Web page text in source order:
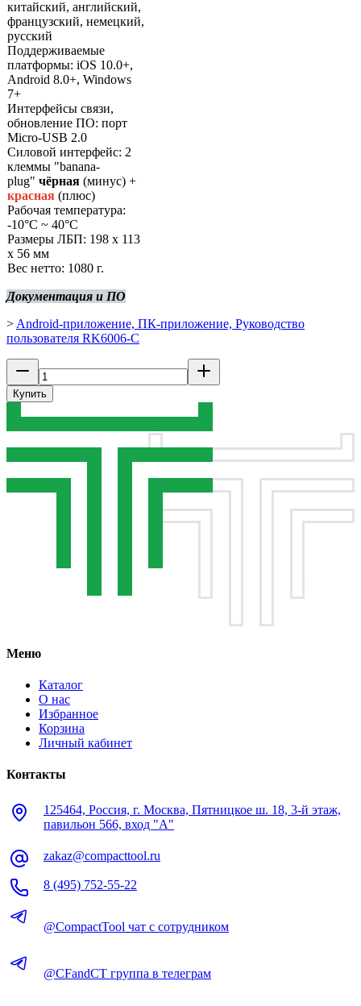
китайский, английский,
французский, немецкий,
русский
Поддерживаемые
платформы: iOS 10.0+,
Android 8.0+, Windows
7+
Интерфейсы связи,
обновление ПО: порт
Micro-USB 2.0
Силовой интерфейс: 2
клеммы "banana-
plug" чёрная (минус) +
красная (плюс)
Рабочая температура:
-10°С ~ 40°C
Размеры ЛБП: 198 х 113
х 56 мм
Вес нетто: 1080 г.
Документация и ПО
> Android-приложение, ПК-приложение, Руководство
пользователя RK6006-C
Купить
Меню
Каталог
О нас
Избранное
Корзина
Личный кабинет
Контакты
125464, Россия, г. Москва, Пятницкое ш. 18, 3-й этаж,
павильон 566, вход "А"
zakaz@compacttool.ru
8 (495) 752-55-22
@CompactTool чат с сотрудником
@CFandCT группа в телеграм